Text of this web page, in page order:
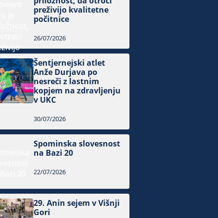
preživijo kvalitetne
počitnice
26/07/2026
Šentjernejski atlet
Anže Durjava po
nesreči z lastnim
kopjem na zdravljenju
v UKC
30/07/2026
Spominska slovesnost
na Bazi 20
22/07/2026
29. Anin sejem v Višnji
Gori